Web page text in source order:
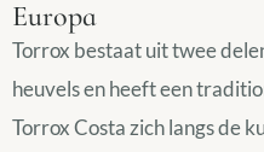
Europa
Torrox bestaat uit twee
heuvels en heeft een
Torrox Costa zich langs de